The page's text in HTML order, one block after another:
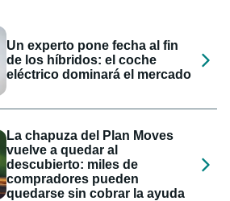
Un experto pone fecha al fin
de los híbridos: el coche
eléctrico dominará el mercado
La chapuza del Plan Moves
vuelve a quedar al
descubierto: miles de
compradores pueden
quedarse sin cobrar la ayuda